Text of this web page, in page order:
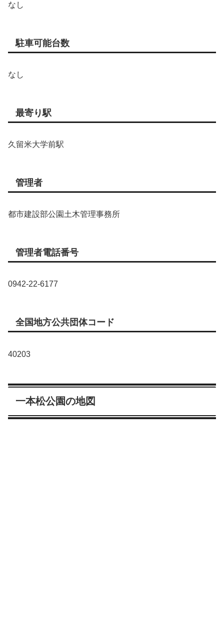
なし
駐車可能台数
なし
最寄り駅
久留米大学前駅
管理者
都市建設部公園土木管理事務所
管理者電話番号
0942-22-6177
全国地方公共団体コード
40203
一本松公園の地図